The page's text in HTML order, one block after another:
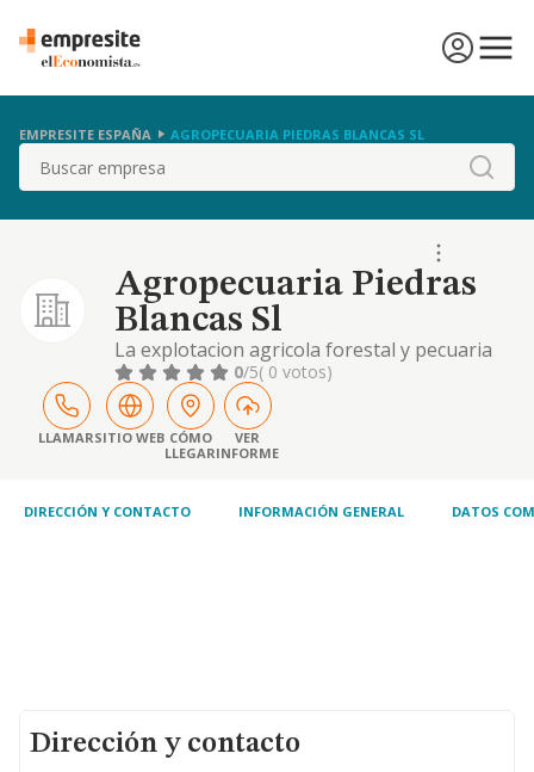
EMPRESITE ESPAÑA AGROPECUARIA PIEDRAS BLANCAS SL
Buscar
Agropecuaria Piedras
Blancas Sl
La explotacion agricola forestal y pecuaria
de fincas rusticas.
0/5( 0 votos)
LLAMARSITIO WEB CÓMO
LLEGAR
VER
INFORME
DIRECCIÓN Y CONTACTO INFORMACIÓN GENERAL DATOS
Dirección y contacto